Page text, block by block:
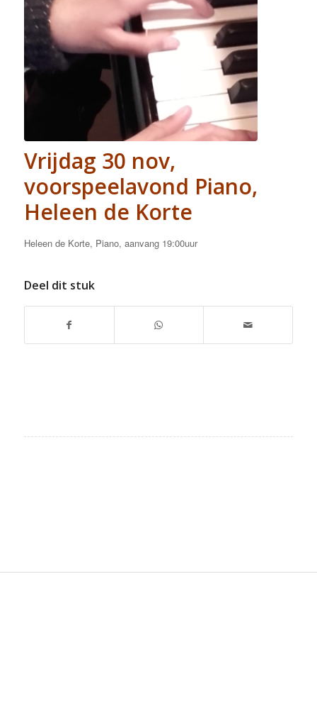
Vrijdag 30 nov,
voorspeelavond Piano,
Heleen de Korte
Heleen de Korte, Piano, aanvang 19:00uur
Deel dit stuk